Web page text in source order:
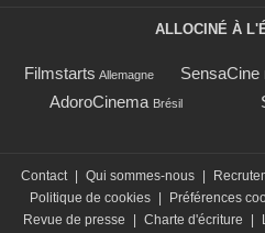
ALLOCINÉ À
Filmstarts Allemagne SensaCine
AdoroCinema Brésil
Contact | Qui sommes-nous |
Politique de cookies | Préférences
Revue de presse
| Charte d'écriture |